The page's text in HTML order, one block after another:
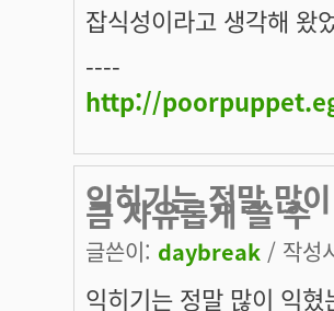
잡식성이라고 생각해 왔
----
http://
익히기는 정말 많
큼 자유롭게 쓸 수
글쓴이: daybreak / 작성
익히기는 정말 많이 익